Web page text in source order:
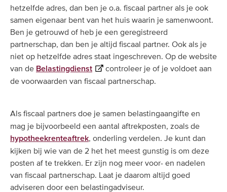
hetzelfde adres, dan ben je o.a. fiscaal partner als je ook
samen eigenaar bent van het huis waarin je samenwoont.
Ben je getrouwd of heb je een geregistreerd
partnerschap, dan ben je altijd fiscaal partner. Ook als je
niet op hetzelfde adres staat ingeschreven. Op de website
van de Belastingdienst
controleer je of je voldoet aan
de voorwaarden van fiscaal partnerschap.
Als fiscaal partners doe je samen belastingaangifte en
mag je bijvoorbeeld een aantal aftrekposten, zoals de
hypotheekrenteaftrek, onderling verdelen. Je kunt dan
kijken bij wie van de 2 het het meest gunstig is om deze
posten af te trekken. Er zijn nog meer voor- en nadelen
van fiscaal partnerschap. Laat je daarom altijd goed
adviseren door een belastingadviseur.